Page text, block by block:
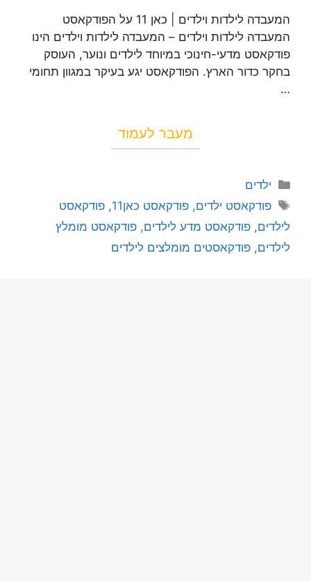
המעבדה לילדות וילדים | כאן 11 על הפודקאסט
המעבדה לילדות וילדים – המעבדה לילדות וילדים הינו
פודקאסט מדעי-חינוכי במיוחד לילדים ונוער, העוסק
בחקר כדור הארץ. הפודקאסט יגע בעיקר במגוון תחומי
…
מעבר לעמוד
ילדים
פודקאסט ילדים,פודקאסט כאן11 ,פודקאסט
לילדים, פודקאסט מדע לילדים, פודקאסט מומלץ
לילדים, פודקאסטים מומלצים לילדים